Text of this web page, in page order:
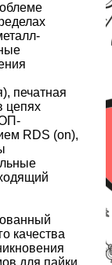
печатная
цепях
RDS (on),
качества